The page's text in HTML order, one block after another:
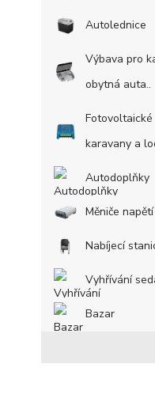
Autolednice
Výbava pro
obytná auta..
karavany a
Autodoplňky
Měniče
Nabíjecí
Vyhřívání
Bazar